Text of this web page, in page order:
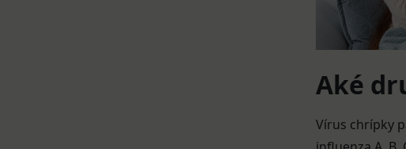
Aké
Vírus chrípky